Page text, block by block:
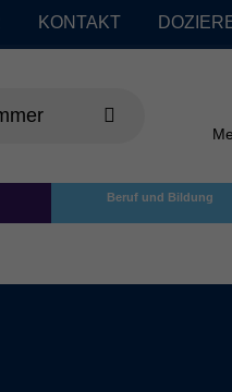
KONTAKT
Beruf und Bildung